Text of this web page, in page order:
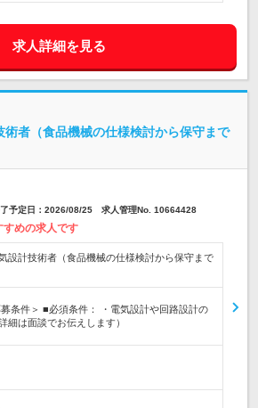
求人詳細を見る
術者（食品機械の仕様検討から保守まで
予定日：2026/08/25 求人管理No. 10664428
すめの求人です
設計技術者（食品機械の仕様検討から保守まで
募条件＞ ■必須条件： ・電気設計や回路設計の
細は面談でお伝えします）